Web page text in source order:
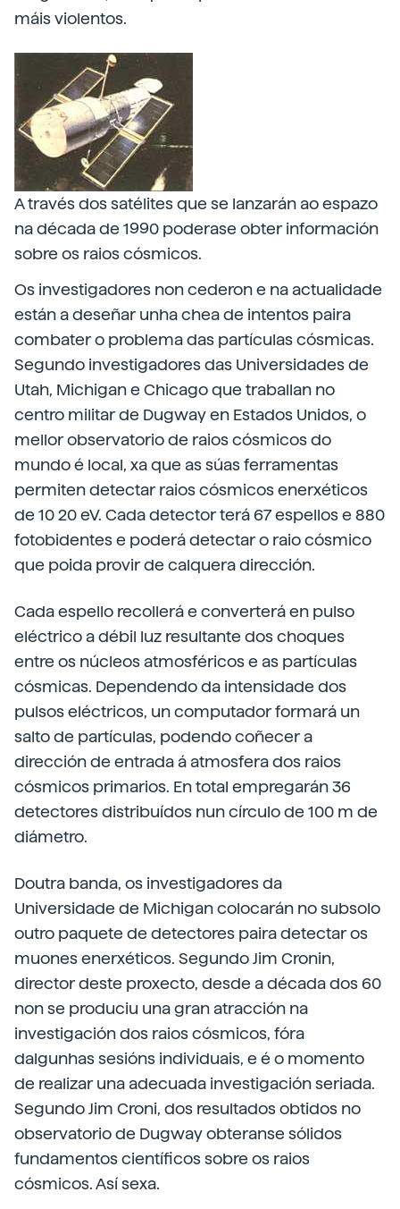
máis violentos.
A través dos satélites que se lanzarán ao espazo
na década de 1990 poderase obter información
sobre os raios cósmicos.
Os investigadores non cederon e na actualidade
están a deseñar unha chea de intentos paira
combater o problema das partículas cósmicas.
Segundo investigadores das Universidades de
Utah, Michigan e Chicago que traballan no
centro militar de Dugway en Estados Unidos, o
mellor observatorio de raios cósmicos do
mundo é local, xa que as súas ferramentas
permiten detectar raios cósmicos enerxéticos
de 10 20 eV. Cada detector terá 67 espellos e 880
fotobidentes e poderá detectar o raio cósmico
que poida provir de calquera dirección.
Cada espello recollerá e converterá en pulso
eléctrico a débil luz resultante dos choques
entre os núcleos atmosféricos e as partículas
cósmicas. Dependendo da intensidade dos
pulsos eléctricos, un computador formará un
salto de partículas, podendo coñecer a
dirección de entrada á atmosfera dos raios
cósmicos primarios. En total empregarán 36
detectores distribuídos nun círculo de 100 m de
diámetro.
Doutra banda, os investigadores da
Universidade de Michigan colocarán no subsolo
outro paquete de detectores paira detectar os
muones enerxéticos. Segundo Jim Cronin,
director deste proxecto, desde a década dos 60
non se produciu una gran atracción na
investigación dos raios cósmicos, fóra
dalgunhas sesións individuais, e é o momento
de realizar una adecuada investigación seriada.
Segundo Jim Croni, dos resultados obtidos no
observatorio de Dugway obteranse sólidos
fundamentos científicos sobre os raios
cósmicos. Así sexa.